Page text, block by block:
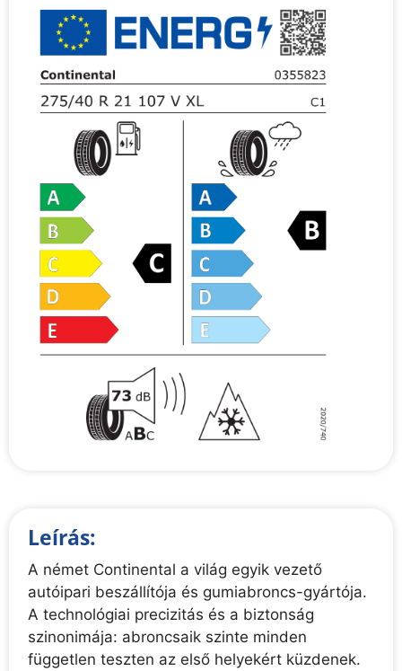
Leírás:
A német Continental a világ egyik vezető
autóipari beszállítója és gumiabroncs-gyártója.
A technológiai precizitás és a biztonság
szinonimája: abroncsaik szinte minden
független teszten az első helyekért küzdenek.